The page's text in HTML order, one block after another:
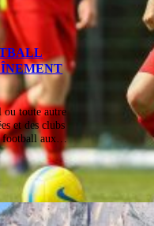
ou toute autre
et des clubs
football aux…